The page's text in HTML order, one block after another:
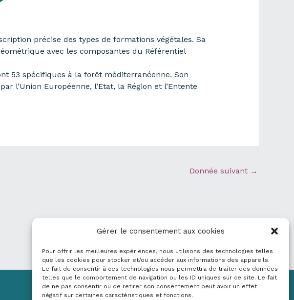
Gérer le consentement aux cookies
Pour offrir les meilleures expériences, nous utilisons des technologies telles
que les cookies pour stocker et/ou accéder aux informations des appareils.
Le fait de consentir à ces technologies nous permettra de traiter des données
telles que le comportement de navigation ou les ID uniques sur ce site. Le fait
de ne pas consentir ou de retirer son consentement peut avoir un effet
négatif sur certaines caractéristiques et fonctions.
précise des types de formations végétales. Sa
avec les composantes du Référentiel
53 spécifiques à la forêt méditerranéenne. Son
l’Union Européenne, l’Etat, la Région et l’Entente
Donnée suivant →
Mentions légales